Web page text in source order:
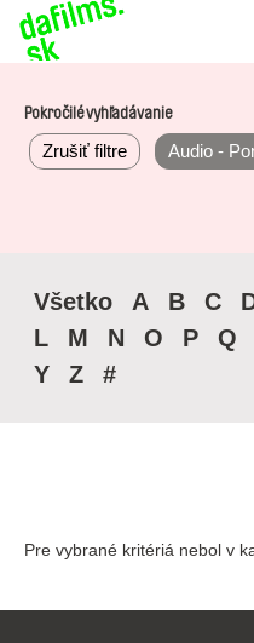
Pokročilé vyhľadávanie
Zrušiť filtre Audio -
Všetko A B C
L
M N O P Q
Y
Z #
Pre vybrané kritériá nebol v